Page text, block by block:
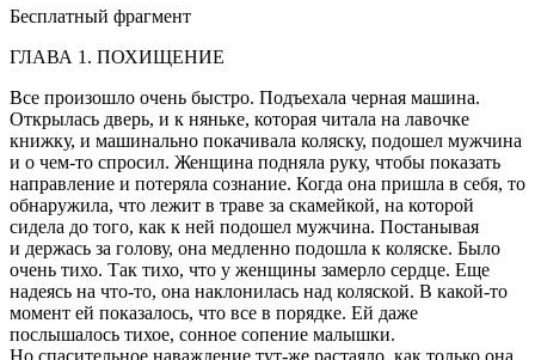
Бесплатный фрагмент
ГЛАВА 1. ПОХИЩЕНИЕ
Все произошло очень быстро. Подъехала черная машина.
Открылась дверь, и к няньке, которая читала на лавочке
книжку, и машинально покачивала коляску, подошел мужчина
и о чем-то спросил. Женщина подняла руку, чтобы показать
направление и потеряла сознание. Когда она пришла в себя, то
обнаружила, что лежит в траве за скамейкой, на которой
сидела до того, как к ней подошел мужчина. Постанывая
и держась за голову, она медленно подошла к коляске. Было
очень тихо. Так тихо, что у женщины замерло сердце. Еще
надеясь на что-то, она наклонилась над коляской. В какой-то
момент ей показалось, что все в порядке. Ей даже
послышалось тихое, сонное сопение малышки.